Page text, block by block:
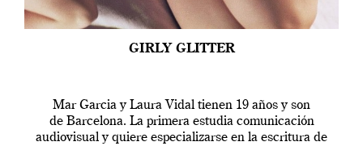
GIRLY GLITTER
Mar Garcia y Laura Vidal tienen 19 años y son
de Barcelona. La primera estudia comunicación
audiovisual y quiere especializarse en la escritura de